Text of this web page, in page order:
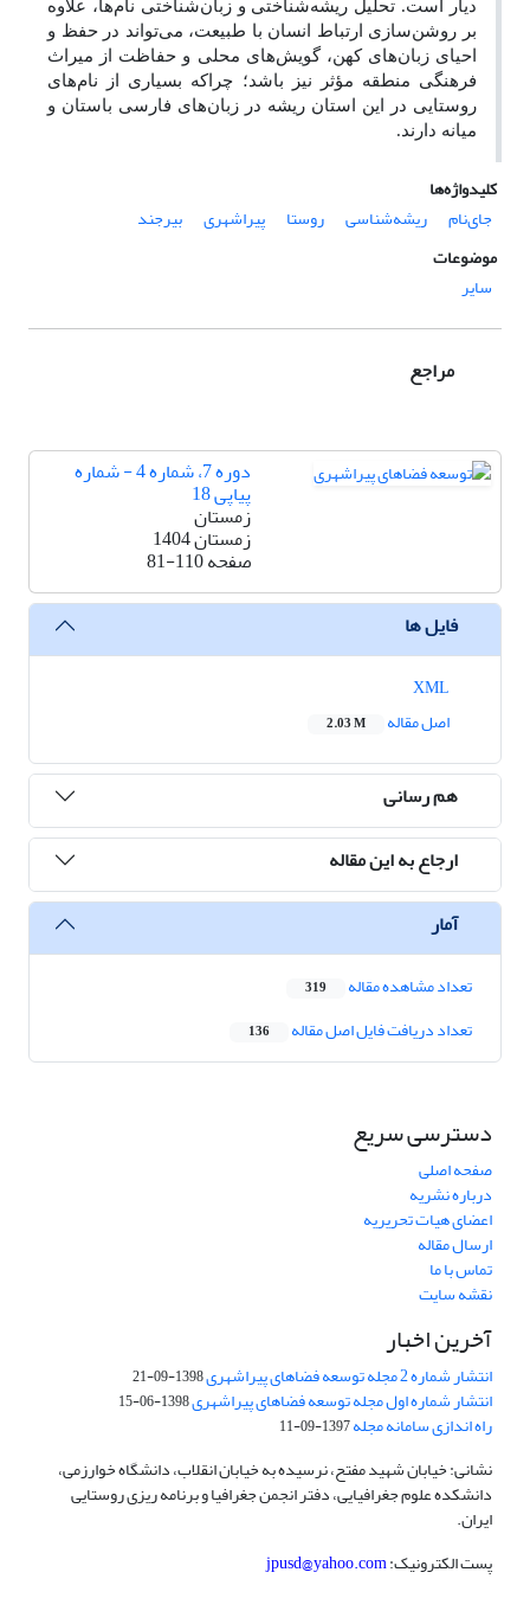
دیار است. تحلیل ریشه‌شناختی و زبان‌شناختی نام‌ها، علاوه
بر روشن‌سازی ارتباط انسان با طبیعت، می‌تواند در حفظ و
احیای زبان‌های کهن، گویش‌های محلی و حفاظت از میراث
فرهنگی منطقه مؤثر نیز باشد؛ چراکه بسیاری از نام‌های
روستایی در این استان ریشه در زبان‌های فارسی باستان و
میانه دارند.
کلیدواژه‌ها
جای‌نام
ریشه‌شناسی روستا پیراشهری
بیرجند
موضوعات
سایر
مراجع
دوره 7، شماره 4 - شماره
پیاپی 18
زمستان
زمستان 1404
صفحه81-110
فایل ها
اصل مقاله
2.03 M
هم رسانی
ارجاع به این مقاله
آمار
تعداد مشاهده مقاله 319
تعداد دریافت فایل اصل مقاله 136
دسترسی سریع
صفحه اصلی
درباره نشریه
اعضای هیات تحریریه
ارسال مقاله
تماس با ما
نقشه سایت
آخرین اخبار
انتشار شماره 2 مجله توسعه فضاهای پیراشهری 1398-09-21
انتشار شماره اول مجله توسعه فضاهای پیراشهری1398-06-15
راه اندازی سامانه مجله1397-09-11
نشانی: خیابان شهید مفتح، نرسیده به خیابان انقلاب، دانشگاه خوارزمی،
دانشکده علوم جغرافیایی، دفتر انجمن جغرافیا و برنامه ریزی روستایی
ایران.
پست الکترونیک:jpusd@yahoo.com